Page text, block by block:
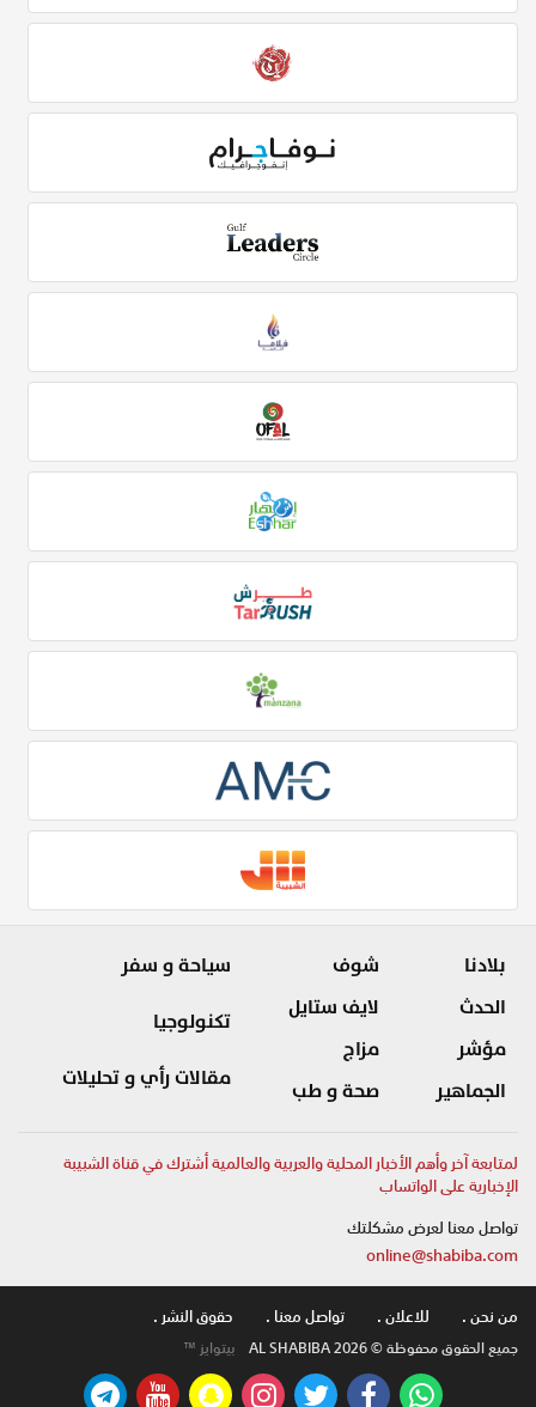
بلادنا
الحدث
مؤشر
الجماهير
شوف
لايف ستايل
مزاج
صحة و طب
سياحة و سفر
تكنولوجيا
مقالات رأي و تحليلات
لمتابعة آخر وأهم الأخبار المحلية والعربية والعالمية أشترك في قناة الشبيبة
الإخبارية على الواتساب
تواصل معنا لعرض مشكلتك
online@shabiba.com
من نحن .
للاعلان . تواصل معنا . حقوق النشر .
جميع الحقوق محفوظة © AL SHABIBA 2026 بيتوايز ™